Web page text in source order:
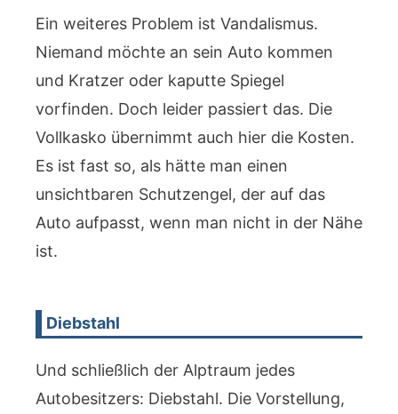
Ein weiteres Problem ist Vandalismus.
Niemand möchte an sein Auto kommen
und Kratzer oder kaputte Spiegel
vorfinden. Doch leider passiert das. Die
Vollkasko übernimmt auch hier die Kosten.
Es ist fast so, als hätte man einen
unsichtbaren Schutzengel, der auf das
Auto aufpasst, wenn man nicht in der Nähe
ist.
Diebstahl
Und schließlich der Alptraum jedes
Autobesitzers: Diebstahl. Die Vorstellung,